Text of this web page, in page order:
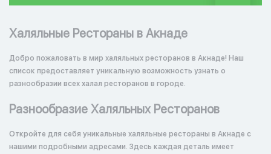
Халяльные Рестораны в Акнаде
Добро пожаловать в мир халяльных ресторанов в Акнаде! Наш
список предоставляет уникальную возможность узнать о
разнообразии всех халал ресторанов в городе.
Разнообразие Халяльных Ресторанов
Откройте для себя уникальные халяльные рестораны в Акнаде с
нашими подробными адресами. Здесь каждая деталь имеет